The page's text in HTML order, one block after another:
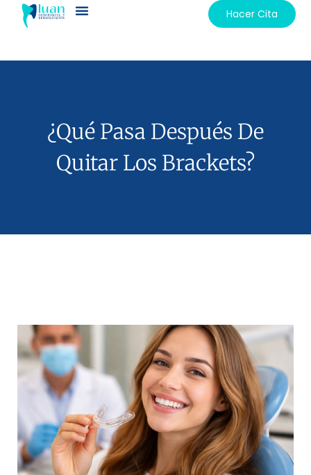
Hacer Cita
¿Qué Pasa Después De
Quitar Los Brackets?